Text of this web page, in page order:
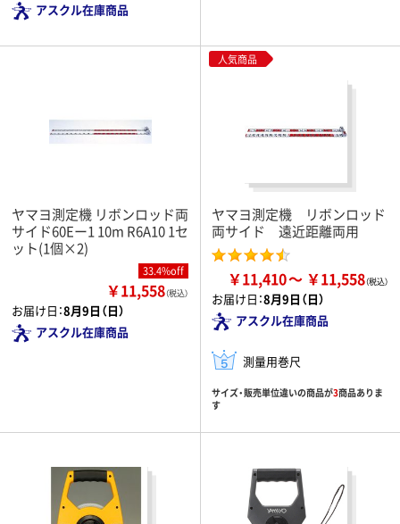
アスクル在庫商品
ヤマヨ測定機 リボンロッド両
サイド60Eー1 10m R6A10 1セ
ット(1個×2)
33.4%off
￥11,558（税込）
お届け日：8月9日（日）
アスクル在庫商品
人気商品
ヤマヨ測定機 リボンロッド
両サイド 遠近距離両用
￥11,410 ￥11,558
お届け日：8月9日（日）
アスクル在庫商品
測量用巻尺
サイズ・販売単位違いの商品が3商品ありま
す